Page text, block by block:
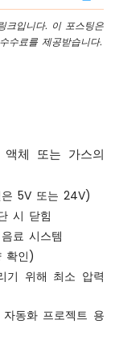
크입니다. 이 포스팅은
수료를 제공받습니다.
체 또는 가스의
은 5V 또는 24V)
시 닫힘
료 시스템
확인)
기 위해 최소 압력
동화 프로젝트 용